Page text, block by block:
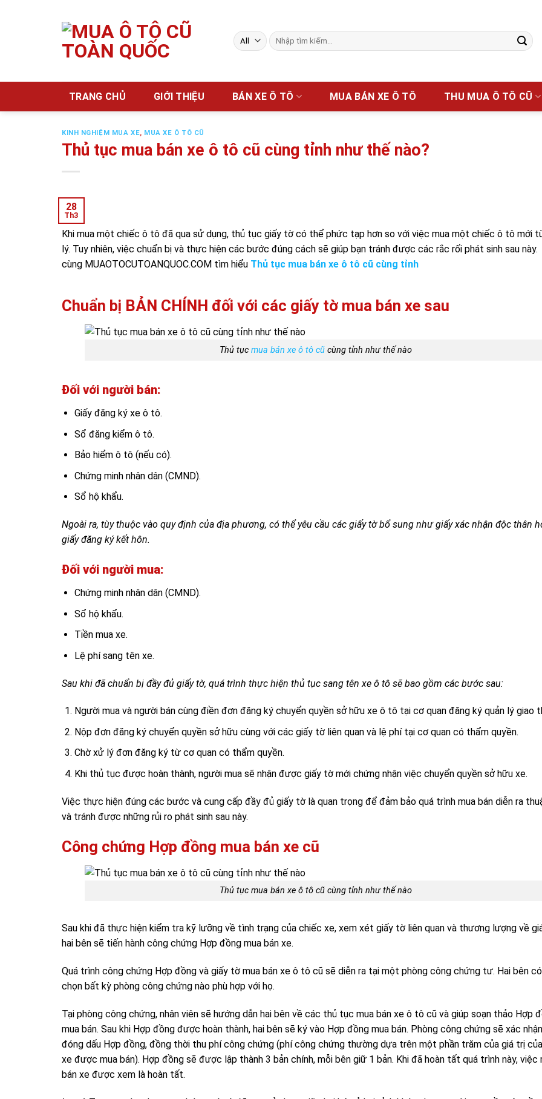
Tìm
kiếm:
TRANG CHỦ GIỚI THIỆU BÁN XE Ô TÔ MUA BÁN XE Ô TÔ THU MUA Ô TÔ CŨ
KINH NGHIỆM MUA XE, MUA XE Ô TÔ CŨ
Thủ tục mua bán xe ô tô cũ cùng tỉnh như thế nào?
28
Th3
Khi mua một chiếc ô tô đã qua sử dụng, thủ tục giấy tờ có thể phức tạp hơn so với việc mua một chiếc ô tô mới
lý. Tuy nhiên, việc chuẩn bị và thực hiện các bước đúng cách sẽ giúp bạn tránh được các rắc rối phát sinh sau
cùng MUAOTOCUTOANQUOC.COM tìm hiểu Thủ tục mua bán xe ô tô cũ cùng tỉnh
Chuẩn bị BẢN CHÍNH đối với các giấy tờ mua bán xe sau
Thủ tục mua bán xe ô tô cũ cùng tỉnh như thế nào
Đối với người bán:
Giấy đăng ký xe ô tô.
Sổ đăng kiểm ô tô.
Bảo hiểm ô tô (nếu có).
Chứng minh nhân dân (CMND).
Sổ hộ khẩu.
Ngoài ra, tùy thuộc vào quy định của địa phương, có thể yêu cầu các giấy tờ bổ sung như giấy xác nhận độc thân
giấy đăng ký kết hôn.
Đối với người mua:
Chứng minh nhân dân (CMND).
Sổ hộ khẩu.
Tiền mua xe.
Lệ phí sang tên xe.
Sau khi đã chuẩn bị đầy đủ giấy tờ, quá trình thực hiện thủ tục sang tên xe ô tô sẽ bao gồm các bước sau:
Người mua và người bán cùng điền đơn đăng ký chuyển quyền sở hữu xe ô tô tại cơ quan đăng ký quản lý giao
Nộp đơn đăng ký chuyển quyền sở hữu cùng với các giấy tờ liên quan và lệ phí tại cơ quan có thẩm quyền.
Chờ xử lý đơn đăng ký từ cơ quan có thẩm quyền.
Khi thủ tục được hoàn thành, người mua sẽ nhận được giấy tờ mới chứng nhận việc chuyển quyền sở hữu xe.
Việc thực hiện đúng các bước và cung cấp đầy đủ giấy tờ là quan trọng để đảm bảo quá trình mua bán diễn ra
và tránh được những rủi ro phát sinh sau này.
Công chứng Hợp đồng mua bán xe cũ
Thủ tục mua bán xe ô tô cũ cùng tỉnh như thế nào
Sau khi đã thực hiện kiểm tra kỹ lưỡng về tình trạng của chiếc xe, xem xét giấy tờ liên quan và thương lượng về
hai bên sẽ tiến hành công chứng Hợp đồng mua bán xe.
Quá trình công chứng Hợp đồng và giấy tờ mua bán xe ô tô cũ sẽ diễn ra tại một phòng công chứng tư. Hai bên
chọn bất kỳ phòng công chứng nào phù hợp với họ.
Tại phòng công chứng, nhân viên sẽ hướng dẫn hai bên về các thủ tục mua bán xe ô tô cũ và giúp soạn thảo Hợp
mua bán. Sau khi Hợp đồng được hoàn thành, hai bên sẽ ký vào Hợp đồng mua bán. Phòng công chứng sẽ xác
đóng dấu Hợp đồng, đồng thời thu phí công chứng (phí công chứng thường dựa trên một phần trăm của giá trị
xe được mua bán). Hợp đồng sẽ được lập thành 3 bản chính, mỗi bên giữ 1 bản. Khi đã hoàn tất quá trình này, việc
bán xe được xem là hoàn tất.